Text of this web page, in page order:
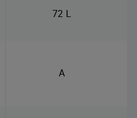
72 L
A